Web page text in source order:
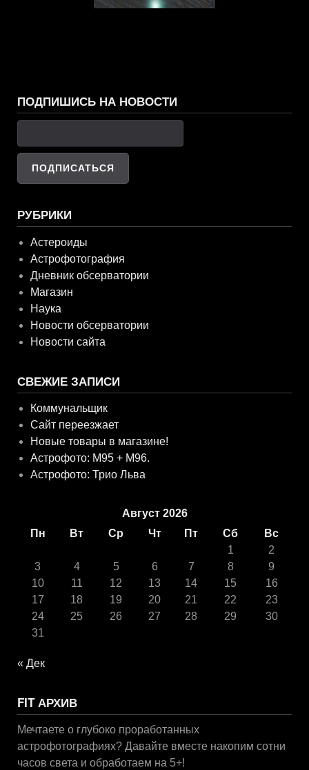
ПОДПИШИСЬ НА НОВОСТИ
РУБРИКИ
Астероиды
Астрофотография
Дневник обсерватории
Магазин
Наука
Новости обсерватории
Новости сайта
СВЕЖИЕ ЗАПИСИ
Коммунальщик
Сайт переезжает
Новые товары в магазине!
Астрофото: M95 + M96.
Астрофото: Трио Льва
Август 2026
Пн
Вт Ср Чт Пт Сб
Вс
1
2
3
4 5 6 7 8
9
10
11 12 13 14 15
16
17
18 19 20 21 22
23
24
25 26 27 28 29
30
31
« Дек
FIT АРХИВ
Мечтаете о глубоко проработанных
астрофотографиях? Давайте вместе накопим сотни
часов света и обработаем на 5+!